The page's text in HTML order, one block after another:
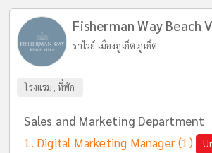
Fisherman Way Beach
ราไวย์ เมืองภูเก็ต ภูเก็ต
โรงแรม, ที่พัก
Sales and Marketing Department
Digital Marketing Manager(1)